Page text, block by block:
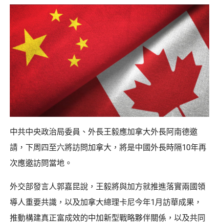
中共中央政治局委員、外長王毅應加拿大外長阿南德邀
請，下周四至六將訪問加拿大，將是中國外長時隔10年再
次應邀訪問當地。
外交部發言人郭嘉昆說，王毅將與加方就推進落實兩國領
導人重要共識，以及加拿大總理卡尼今年1月訪華成果，
推動構建真正富成效的中加新型戰略夥伴關係，以及共同